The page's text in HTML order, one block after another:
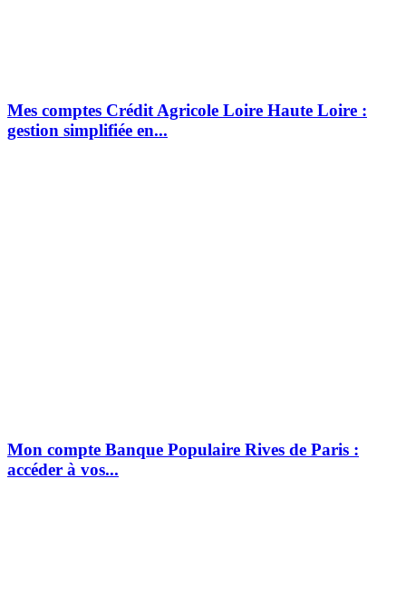
Mes comptes Crédit Agricole Loire Haute Loire :
gestion simplifiée en...
Mon compte Banque Populaire Rives de Paris :
accéder à vos...